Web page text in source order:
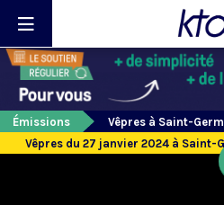
Émissions
Vêpres à Saint-
Vêpres du 27 janvier 2024 à Saint-